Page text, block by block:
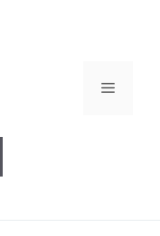
Menu